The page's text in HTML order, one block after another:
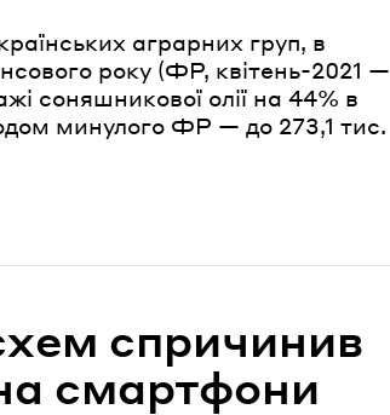
аграрних груп, в
року (ФР, квітень-2021 —
соняшникової олії на 44% в
минулого ФР — до 273,1 тис.
спричинив
смартфони